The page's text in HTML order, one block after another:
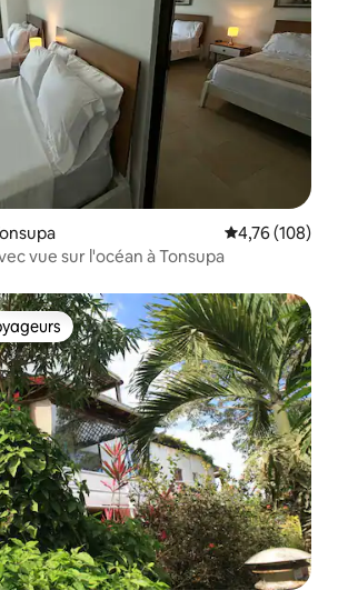
Évaluation
4,76 (108)
vue sur l'océan à Tonsupa